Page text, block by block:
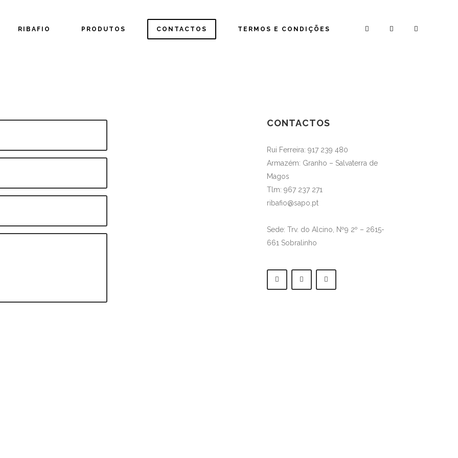
RIBAFIO PRODUTOS CONTACTOS TERMOS E CONDIÇÕES
CONTACTOS
Rui Ferreira: 917 239 480
Armazém: Granho – Salvaterra de
Magos
Tlm: 967 237 271
ribafio@sapo.pt
Sede: Trv. do Alcino, Nº9 2º – 2615-
661 Sobralinho